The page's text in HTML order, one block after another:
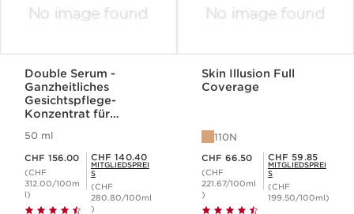
Double Serum -
Ganzheitliches
Gesichtspflege-
Konzentrat für
50 ml
CHF 156.00
(CHF
312.00/100m
l)
Mitgliederpreis CHF 140.40
CHF 140.40
MITGLIEDSPREI
S
(CHF
280.80/100ml
)
Skin Illusion Full
Coverage
110N
CHF 66.50
(CHF
221.67/100ml
)
Mitgliederpreis CHF 59.85
CHF 59.85
MITGLIEDSPREI
S
(CHF
199.50/100ml)